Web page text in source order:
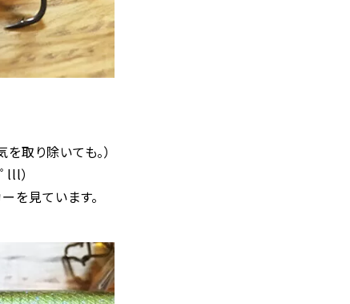
取り除いても。）
lll）
を見ています。